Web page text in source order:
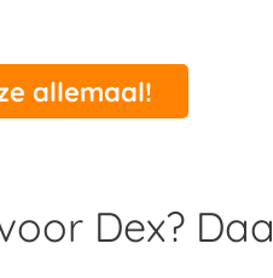
allemaal!
Dex?